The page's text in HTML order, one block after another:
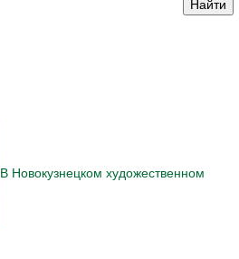
В Новокузнецком художественном